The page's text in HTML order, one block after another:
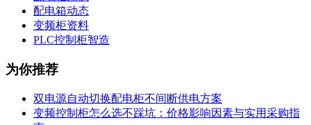
配电箱动态
变频柜资料
PLC控制柜智造
为你推荐
双电源自动切换配电柜不间断供电方案
变频控制柜怎么选不踩坑：价格影响因素与实用采购指